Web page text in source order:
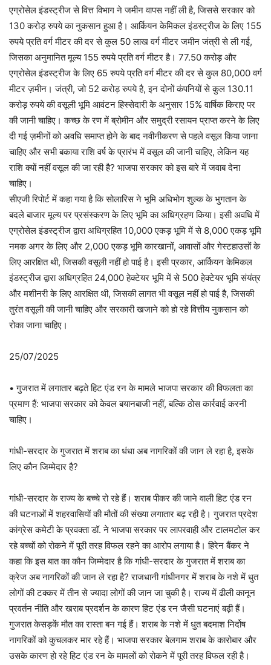
एग्रोसेल इंडस्ट्रीज से वित्त विभाग ने जमीन वापस नहीं ली है, जिससे सरकार को
130 करोड़ रुपये का नुकसान हुआ है। आर्कियन केमिकल इंडस्ट्रीज के लिए 155
रुपये प्रति वर्ग मीटर की दर से कुल 50 लाख वर्ग मीटर जमीन जंत्री से ली गई,
जिसका अनुमानित मूल्य 155 रुपये प्रति वर्ग मीटर है। 77.50 करोड़ और
एग्रोसेल इंडस्ट्रीज के लिए 65 रुपये प्रति वर्ग मीटर की दर से कुल 80,000 वर्ग
मीटर ज़मीन। जंत्री, जो 52 करोड़ रुपये है, इन दोनों कंपनियों से कुल 130.11
करोड़ रुपये की वसूली भूमि आवंटन हिस्सेदारी के अनुसार 15% वार्षिक किराए पर
की जानी चाहिए। कच्छ के रण में ब्रोमीन और समुद्री रसायन प्राप्त करने के लिए
दी गई ज़मीनों को अवधि समाप्त होने के बाद नवीनीकरण से पहले वसूल किया जाना
चाहिए और सभी बकाया राशि वर्ष के प्रारंभ में वसूल की जानी चाहिए, लेकिन यह
राशि क्यों नहीं वसूल की जा रही है? भाजपा सरकार को इस बारे में जवाब देना
चाहिए।
सीएजी रिपोर्ट में कहा गया है कि सोलारिस ने भूमि अधिभोग शुल्क के भुगतान के
बदले बाजार मूल्य पर प्रसंस्करण के लिए भूमि का अधिग्रहण किया। इसी अवधि में
एग्रोसेल इंडस्ट्रीज द्वारा अधिग्रहित 10,000 एकड़ भूमि में से 8,000 एकड़ भूमि
नमक अगर के लिए और 2,000 एकड़ भूमि कारखानों, आवासों और गेस्टहाउसों के
लिए आरक्षित थी, जिसकी वसूली नहीं हो पाई है। इसी प्रकार, आर्कियन केमिकल
इंडस्ट्रीज द्वारा अधिग्रहित 24,000 हेक्टेयर भूमि में से 500 हेक्टेयर भूमि संयंत्र
और मशीनरी के लिए आरक्षित थी, जिसकी लागत भी वसूल नहीं हो पाई है, जिसकी
तुरंत वसूली की जानी चाहिए और सरकारी खजाने को हो रहे वित्तीय नुकसान को
रोका जाना चाहिए।
25/07/2025
• गुजरात में लगातार बढ़ते हिट एंड रन के मामले भाजपा सरकार की विफलता का
प्रमाण हैं: भाजपा सरकार को केवल बयानबाजी नहीं, बल्कि ठोस कार्रवाई करनी
चाहिए।
गांधी-सरदार के गुजरात में शराब का धंधा अब नागरिकों की जान ले रहा है, इसके
लिए कौन जिम्मेदार है?
गांधी-सरदार के राज्य के बच्चे रो रहे हैं। शराब पीकर की जाने वाली हिट एंड रन
की घटनाओं में शहरवासियों की मौतों की संख्या लगातार बढ़ रही है। गुजरात प्रदेश
कांग्रेस कमेटी के प्रवक्ता डॉ. ने भाजपा सरकार पर लापरवाही और टालमटोल कर
रहे बच्चों को रोकने में पूरी तरह विफल रहने का आरोप लगाया है। हिरेन बैंकर ने
कहा कि इस बात का कौन जिम्मेदार है कि गांधी-सरदार के गुजरात में शराब का
क्रेज अब नागरिकों की जान ले रहा है? राजधानी गांधीनगर में शराब के नशे में धुत
लोगों की टक्कर में तीन से ज्यादा लोगों की जान जा चुकी है। राज्य में ढीली कानून
प्रवर्तन नीति और खराब प्रदर्शन के कारण हिट एंड रन जैसी घटनाएं बढ़ी हैं।
गुजरात केसड़कें मौत का रास्ता बन गई हैं। शराब के नशे में धुत बदमाश निर्दोष
नागरिकों को कुचलकर मार रहे हैं। भाजपा सरकार बेलगाम शराब के कारोबार और
उसके कारण हो रहे हिट एंड रन के मामलों को रोकने में पूरी तरह विफल रही है।